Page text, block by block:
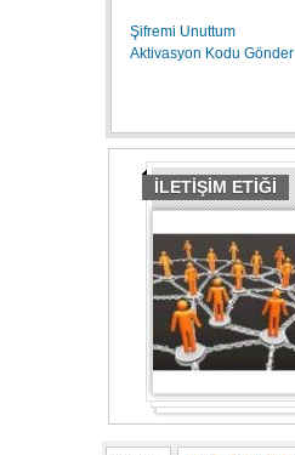
Şifremi Unuttum
Aktivasyon Kodu Gönder
İLETİŞİM ETİĞİ